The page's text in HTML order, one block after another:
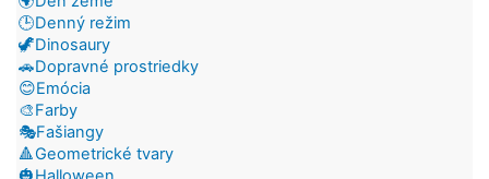
🕒Denný režim
🦖Dinosaury
🚗Dopravné prostriedky
😊Emócia
🎨Farby
🎭Fašiangy
🔺Geometrické tvary